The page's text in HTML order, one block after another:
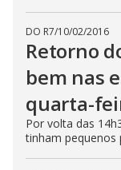
DO R7/10/02/2016
Retorno
bem nas
quarta-
Por volta das
tinham